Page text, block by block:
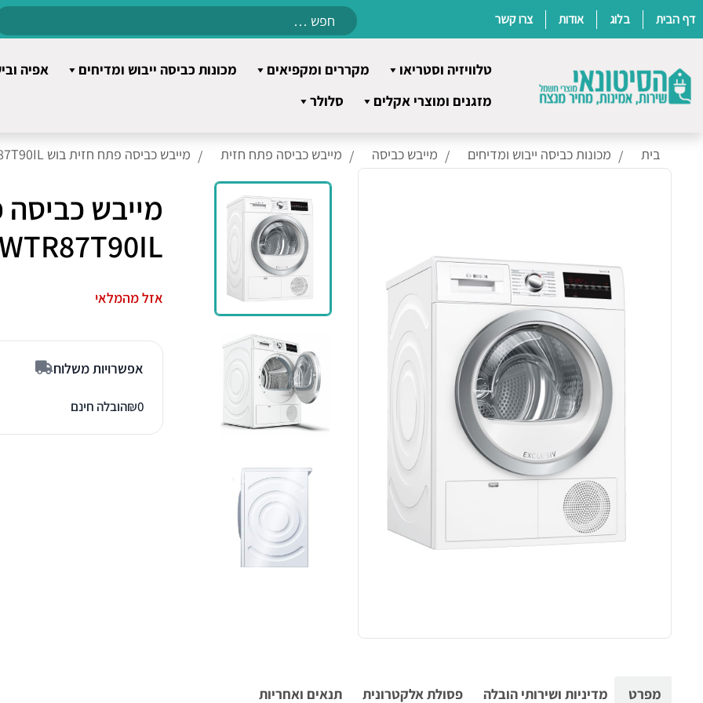
Skip
דף הבית בלוג אודות צרו קשר
Search
טלוויזיה וסטריאו מקררים ומקפיאים מכונות כביסה ייבוש ומדיחים
אפיה
מזגנים ומוצרי אקלים
סלולר
בית מכונות כביסה ייבוש ומדיחים מייבש כביסה מייבש כביסה פתח חזית מייבש כביסה פתח חזית בוש WTR87T90IL
מייבש
אזל מהמלאי
אפשרויות משלוח
₪0 הובלה חינם
מפרט מדיניות ושירותי הובלה פסולת אלקטרונית תנאים ואחריות